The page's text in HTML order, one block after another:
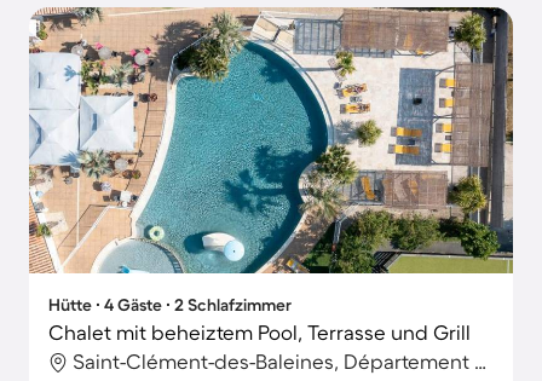
Hütte ∙ 4 Gäste ∙ 2 Schlafzimmer
Chalet mit beheiztem Pool, Terrasse und Grill
Saint-Clément-des-Baleines, Département Charente-Maritime, Frankreich